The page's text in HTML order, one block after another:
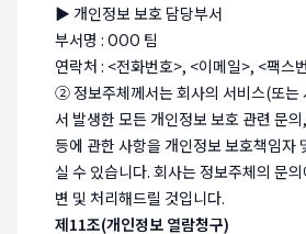
▶ 개인정보 보호 담당부서
부서명 : OOO 팀
연락처 : <전화번호>, <이메일>, <팩스
② 정보주체께서는 회사의 서비스(또는
서 발생한 모든 개인정보 보호 관련 문
등에 관한 사항을 개인정보 보호책임자
실 수 있습니다. 회사는 정보주체의 문
변 및 처리해드릴 것입니다.
제11조(개인정보 열람청구)